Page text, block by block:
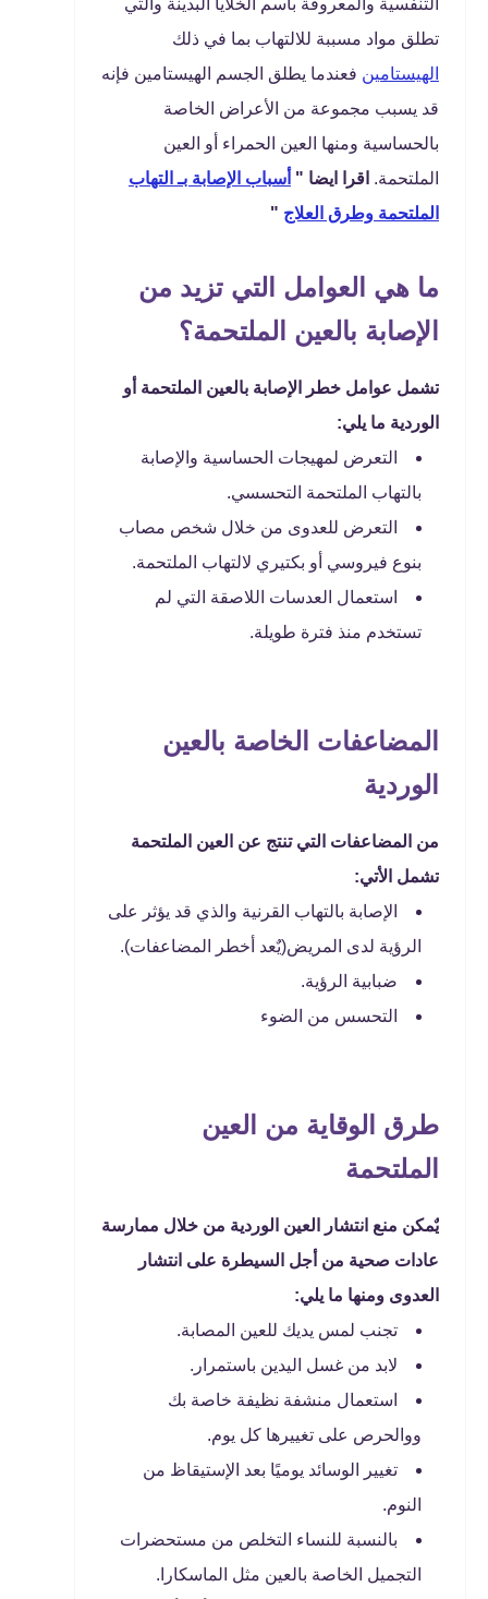
التنفسية والمعروفة باسم الخلايا البدينة والتي
تطلق مواد مسببة للالتهاب بما في ذلك
الهيستامين فعندما يطلق الجسم الهيستامين فإنه
قد يسبب مجموعة من الأعراض الخاصة
بالحساسية ومنها العين الحمراء أو العين
الملتحمة. اقرا ايضا " أسباب الإصابة بـ التهاب
الملتحمة وطرق العلاج "
ما هي العوامل التي تزيد من
الإصابة بالعين الملتحمة؟
تشمل عوامل خطر الإصابة بالعين الملتحمة أو
الوردية ما يلي:
التعرض لمهيجات الحساسية والإصابة
بالتهاب الملتحمة التحسسي.
التعرض للعدوى من خلال شخص مصاب
بنوع فيروسي أو بكتيري لالتهاب الملتحمة.
استعمال العدسات اللاصقة التي لم
تستخدم منذ فترة طويلة.
المضاعفات الخاصة بالعين
الوردية
من المضاعفات التي تنتج عن العين الملتحمة
تشمل الأتي:
الإصابة بالتهاب القرنية والذي قد يؤثر على
الرؤية لدى المريض(يٌعد أخطر المضاعفات).
ضبابية الرؤية.
التحسس من الضوء
طرق الوقاية من العين
الملتحمة
يٌمكن منع انتشار العين الوردية من خلال ممارسة
عادات صحية من أجل السيطرة على انتشار
العدوى ومنها ما يلي:
تجنب لمس يديك للعين المصابة.
لابد من غسل اليدين باستمرار.
استعمال منشفة نظيفة خاصة بك
ووالحرص على تغييرها كل يوم.
تغيير الوسائد يوميًا بعد الإستيقاظ من
النوم.
بالنسبة للنساء التخلص من مستحضرات
التجميل الخاصة بالعين مثل الماسكارا.